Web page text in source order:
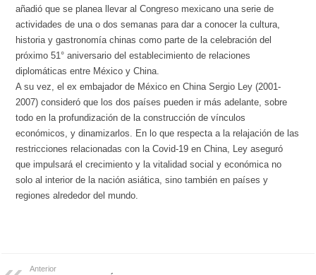
añadió que se planea llevar al Congreso mexicano una serie de
actividades de una o dos semanas para dar a conocer la cultura,
historia y gastronomía chinas como parte de la celebración del
próximo 51° aniversario del establecimiento de relaciones
diplomáticas entre México y China.
A su vez, el ex embajador de México en China Sergio Ley (2001-
2007) consideró que los dos países pueden ir más adelante, sobre
todo en la profundización de la construcción de vínculos
económicos, y dinamizarlos. En lo que respecta a la relajación de las
restricciones relacionadas con la Covid-19 en China, Ley aseguró
que impulsará el crecimiento y la vitalidad social y económica no
solo al interior de la nación asiática, sino también en países y
regiones alrededor del mundo.
Anterior